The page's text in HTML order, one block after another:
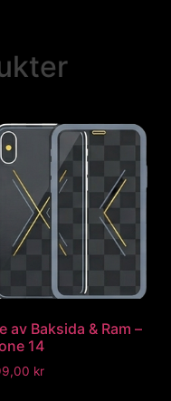
av Baksida & Ram –
14
kr